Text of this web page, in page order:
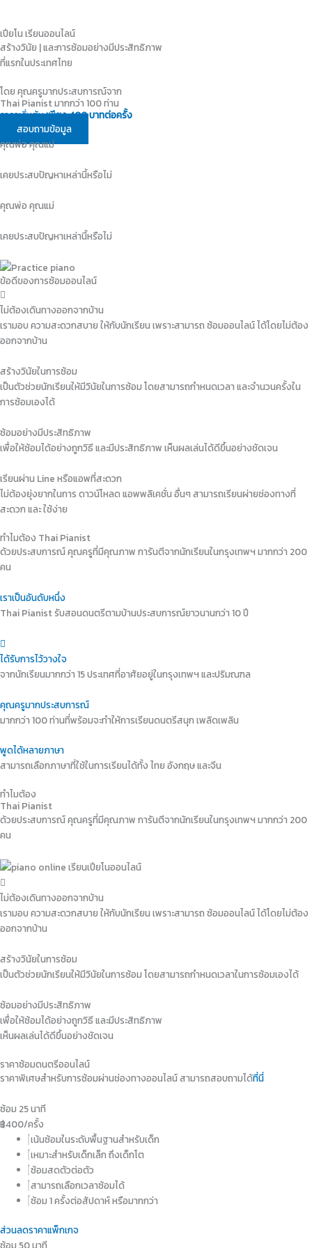
content
เปียโน เรียนออนไลน์
สร้างวินัย |และการซ้อมอย่างมีประสิทธิภาพ
ที่แรกในประเทศไทย
โดย คุณครูมากประสบการณ์จาก
Thai Pianist มากกว่า 100 ท่าน
ราคาเริ่มต้นเพียง 400 บาทต่อครั้ง
สอบถามข้อมูล
คุณพ่อ คุณแม่
เคยประสบปัญหาเหล่านี้หรือไม่
คุณพ่อ คุณแม่
เคยประสบปัญหาเหล่านี้หรือไม่
ข้อดีของการซ้อมออนไลน์
ไม่ต้องเดินทางออกจากบ้าน
เรามอบ ความสะดวกสบาย ให้กับนักเรียน เพราะสามารถ ซ้อมออนไลน์ ได้โดยไม่ต้อง
ออกจากบ้าน
สร้างวินัยในการซ้อม
เป็นตัวช่วยนักเรียนให้มีวินัยในการซ้อม โดยสามารถกำหนดเวลา และจำนวนครั้งใน
การซ้อมเองได้
ซ้อมอย่างมีประสิทธิภาพ
เพื่อให้ซ้อมได้อย่างถูกวิธี และมีประสิทธิภาพ เห็นผลเล่นได้ดีขึ้นอย่างชัดเจน
เรียนผ่าน Line หรือแอพที่สะดวก
ไม่ต้องยุ่งยากในการ ดาวน์โหลด แอพพลิเคชั่น อื่นๆ สามารถเรียนผ่ายช่องทางที่
สะดวก และ ใช้ง่าย
ทำไมต้อง Thai Pianist
ด้วยประสบการณ์ คุณครูที่มีคุณภาพ การันตีจากนักเรียนในกรุงเทพฯ มากกว่า 200
คน
เราเป็นอันดับหนึ่ง
Thai Pianist รับสอนดนตรีตามบ้านประสบการณ์ยาวนานกว่า 10 ปี
ได้รับการไว้วางใจ
จากนักเรียนมากกว่า 15 ประเทศที่อาศัยอยู่ในกรุงเทพฯ และปริมณฑล
คุณครูมากประสบการณ์
มากกว่า 100 ท่านที่พร้อมจะทำให้การเรียนดนตรีสนุก เพลิดเพลิน
พูดได้หลายภาษา
สามารถเลือกภาษาที่ใช้ในการเรียนได้ทั้ง ไทย อังกฤษ และจีน
ทำไมต้อง
Thai Pianist
ด้วยประสบการณ์ คุณครูที่มีคุณภาพ การันตีจากนักเรียนในกรุงเทพฯ มากกว่า 200
คน
ไม่ต้องเดินทางออกจากบ้าน
เรามอบ ความสะดวกสบาย ให้กับนักเรียน เพราะสามารถ ซ้อมออนไลน์ ได้โดยไม่ต้อง
ออกจากบ้าน
สร้างวินัยในการซ้อม
เป็นตัวช่วยนักเรียนให้มีวินัยในการซ้อม โดยสามารถกำหนดเวลาในการซ้อมเองได้
ซ้อมอย่างมีประสิทธิภาพ
เพื่อให้ซ้อมได้อย่างถูกวิธี และมีประสิทธิภาพ
เห็นผลเล่นได้ดีขึ้นอย่างชัดเจน
ราคาซ้อมดนตรีออนไลน์
ราคาพิเศษสำหรับการซ้อมผ่านช่องทางออนไลน์ สามารถสอบถามได้ที่นี่
ซ้อม 25 นาที
฿400/ครั้ง
เน้นซ้อมในระดับพื้นฐานสำหรับเด็ก
เหมาะสำหรับเด็กเล็ก ถึงเด็กโต
ซ้อมสดตัวต่อตัว
สามารถเลือกเวลาซ้อมได้
ซ้อม 1 ครั้งต่อสัปดาห์ หรือมากกว่า
ส่วนลดราคาแพ็กเกจ